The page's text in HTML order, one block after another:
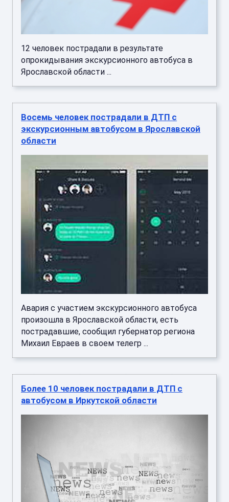
12 человек пострадали в результате
опрокидывания экскурсионного автобуса в
Ярославской области ...
Восемь человек пострадали в ДТП с
экскурсионным автобусом в Ярославской
области
Авария с участием экскурсионного автобуса
произошла в Ярославской области, есть
пострадавшие, сообщил губернатор региона
Михаил Евраев в своем телегр ...
Более 10 человек пострадали в ДТП с
автобусом в Иркутской области